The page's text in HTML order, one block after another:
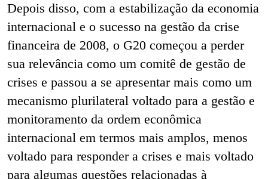
Depois disso, com a estabilização da economia
internacional e o sucesso na gestão da crise
financeira de 2008, o G20 começou a perder
sua relevância como um comitê de gestão de
crises e passou a se apresentar mais como um
mecanismo plurilateral voltado para a gestão e
monitoramento da ordem econômica
internacional em termos mais amplos, menos
voltado para responder a crises e mais voltado
para algumas questões relacionadas à